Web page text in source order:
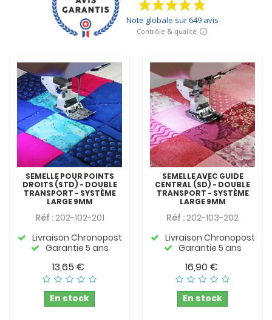
SEMELLE POUR POINTS
DROITS (STD) - DOUBLE
TRANSPORT - SYSTÈME
LARGE 9MM
Réf :202-102-201
Livraison Chronopost
Garantie 5 ans
13,65 €
En stock
SEMELLE AVEC GUIDE
CENTRAL (SD) - DOUBLE
TRANSPORT - SYSTÈME
LARGE 9MM
Réf :202-103-202
Livraison Chronopost
Garantie 5 ans
16,90 €
En stock